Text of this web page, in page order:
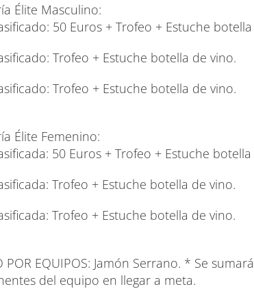
Élite Masculino:
50 Euros + Trofeo + Estuche
Trofeo + Estuche botella de vino.
Trofeo + Estuche botella de vino.
Élite Femenino:
50 Euros + Trofeo + Estuche
Trofeo + Estuche botella de vino.
Trofeo + Estuche botella de vino.
POR EQUIPOS: Jamón Serrano. * Se
del equipo en llegar a meta.